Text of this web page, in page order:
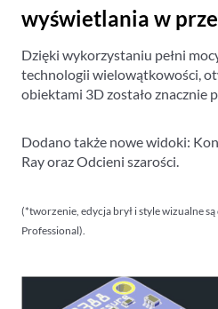
wyświetlania w
Dzięki wykorzystaniu pełni
technologii wielowątkowości,
obiektami 3D zostało znacznie
Dodano także nowe widoki:
Ray oraz Odcieni szarości.
(*tworzenie, edycja brył i style wizualne
Professional).